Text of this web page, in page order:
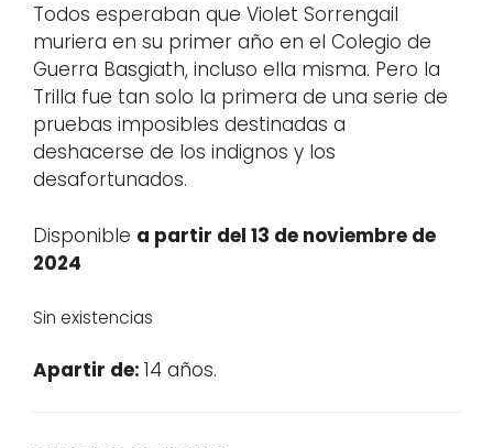
Todos esperaban que Violet Sorrengail
muriera en su primer año en el Colegio de
Guerra Basgiath, incluso ella misma. Pero la
Trilla fue tan solo la primera de una serie de
pruebas imposibles destinadas a
deshacerse de los indignos y los
desafortunados.
Disponible a partir del 13 de noviembre de
2024
Sin existencias
Apartir de: 14 años.